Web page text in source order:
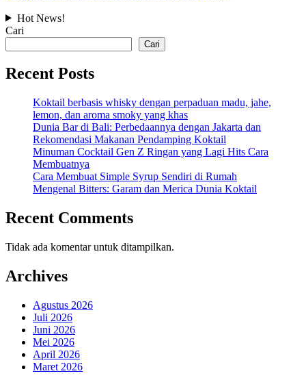
Hot News!
Cari
Cari
Recent Posts
Koktail berbasis whisky dengan perpaduan madu, jahe,
lemon, dan aroma smoky yang khas
Dunia Bar di Bali: Perbedaannya dengan Jakarta dan
Rekomendasi Makanan Pendamping Koktail
Minuman Cocktail Gen Z Ringan yang Lagi Hits Cara
Membuatnya
Cara Membuat Simple Syrup Sendiri di Rumah
Mengenal Bitters: Garam dan Merica Dunia Koktail
Recent Comments
Tidak ada komentar untuk ditampilkan.
Archives
Agustus 2026
Juli 2026
Juni 2026
Mei 2026
April 2026
Maret 2026